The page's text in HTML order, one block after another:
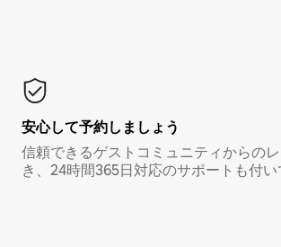
安心して予約しましょう
信頼できるゲストコミュニティからの
き、24時間365日対応のサポートも付い